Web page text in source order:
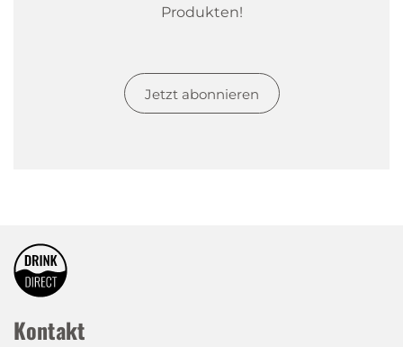
Produkten!
Jetzt abonnieren
Kontakt